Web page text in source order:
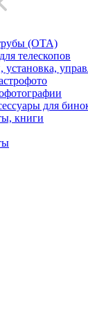
(OTA)
телескопов
для
книги